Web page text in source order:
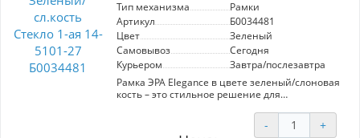
оптимальный выбор для тех, кто ценит
качество и стиль в деталях.
Тип механизма
Рамки
Артикул
Б0034481
Цвет
Зеленый
Самовывоз
Сегодня
Курьером
Завтра/послезавтра
Рамка ЭРА Elegance в цвете зеленый/слоновая
кость – это стильное решение для
выключателей. Артикул: Б0034481.
Изготовлена из высококачественного
- +